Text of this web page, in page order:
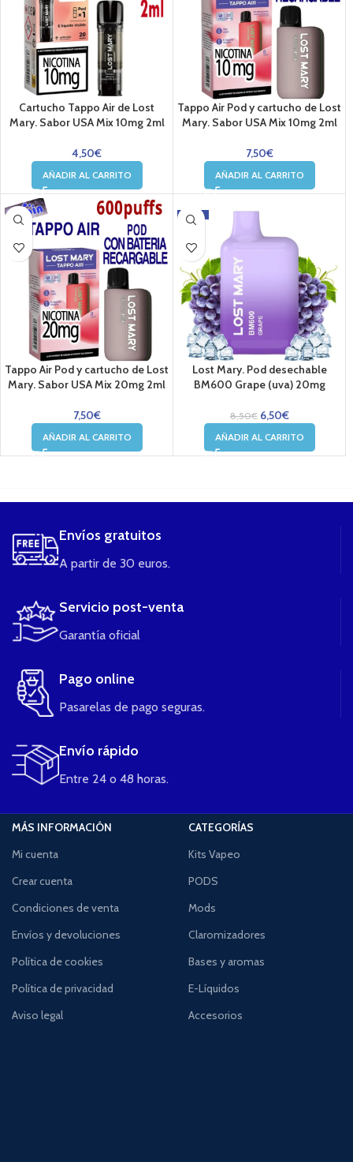
Cartucho Tappo Air de Lost
Mary. Sabor USA Mix 10mg 2ml
4,50€
AÑADIR AL CARRITO
Tappo Air Pod y cartucho de Lost
Mary. Sabor USA Mix 10mg 2ml
7,50€
AÑADIR AL CARRITO
Tappo Air Pod y cartucho de Lost
Mary. Sabor USA Mix 20mg 2ml
7,50€
AÑADIR AL CARRITO
-24%
Lost Mary. Pod desechable
BM600 Grape (uva) 20mg
8,50€ 6,50€
AÑADIR AL CARRITO
Envíos gratuitos
A partir de 30 euros.
Servicio post-venta
Garantía oficial
Pago online
Pasarelas de pago seguras.
Envío rápido
Entre 24 o 48 horas.
MÁS INFORMACIÓN
Mi cuenta
Crear cuenta
Condiciones de venta
Envíos y devoluciones
Política de cookies
Política de privacidad
Aviso legal
CATEGORÍAS
Kits Vapeo
PODS
Mods
Claromizadores
Bases y aromas
E-Líquidos
Accesorios